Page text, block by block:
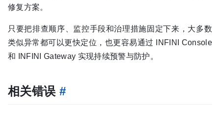
修复方案。
只要把排查顺序、监控手段和治理措施固定下来，大多数
类似异常都可以更快定位，也更容易通过 INFINI Console
和 INFINI Gateway 实现持续预警与防护。
相关错误 #